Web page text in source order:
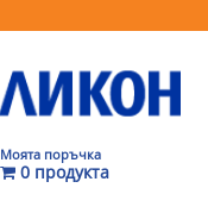
Моята поръчка
0 продукта